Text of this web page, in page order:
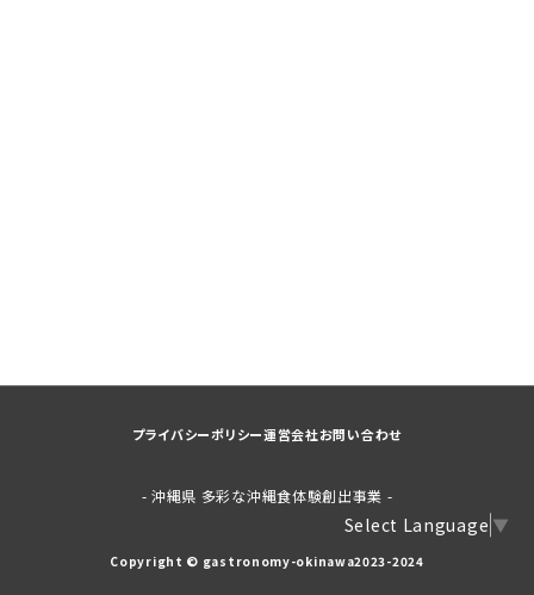
プライバシーポリシー運営会社お問い合わせ
- 沖縄県 多彩な沖縄食体験創出事業 -
Select Language ▼
Copyright © gastronomy-okinawa2023-2024